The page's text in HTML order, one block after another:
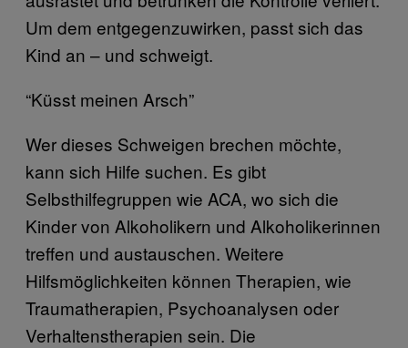
Um dem entgegenzuwirken, passt sich das
Kind an – und schweigt.
“Küsst meinen Arsch”
Wer dieses Schweigen brechen möchte,
kann sich Hilfe suchen. Es gibt
Selbsthilfegruppen wie ACA, wo sich die
Kinder von Alkoholikern und Alkoholikerinnen
treffen und austauschen. Weitere
Hilfsmöglichkeiten können Therapien, wie
Traumatherapien, Psychoanalysen oder
Verhaltenstherapien sein. Die